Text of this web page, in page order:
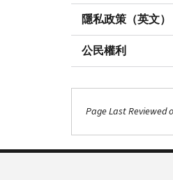
隱私政策（英文）
公民權利
Page Last Reviewed